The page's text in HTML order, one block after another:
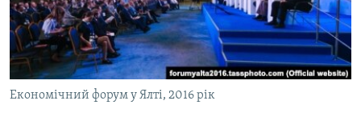
ВІДЕОУРОКИ «ELIFBE»
СВІДЧЕННЯ ОКУПАЦІЇ
УКРАЇНСЬКА ПРОБЛЕМА КРИМУ
ІНФОГРАФІКА
Русский
Qırımtatar
ДОЛУЧАЙСЯ!
Економічний форум у Ялті, 2016 рік